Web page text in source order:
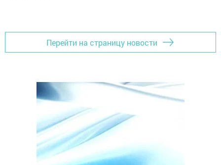
Перейти на страницу новости